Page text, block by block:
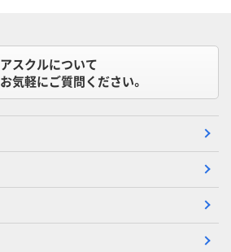
アスクルについて
お気軽にご質問ください。